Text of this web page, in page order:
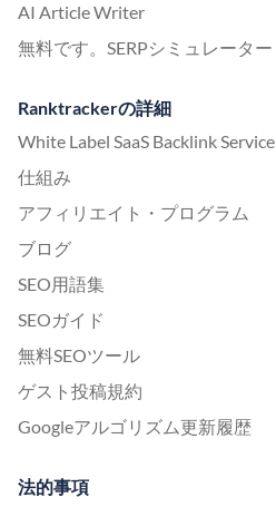
AI Article Writer
無料です。SERPシミュレーター
Ranktrackerの詳細
White Label SaaS Backlink Service
仕組み
アフィリエイト・プログラム
ブログ
SEO用語集
SEOガイド
無料SEOツール
ゲスト投稿規約
Googleアルゴリズム更新履歴
法的事項